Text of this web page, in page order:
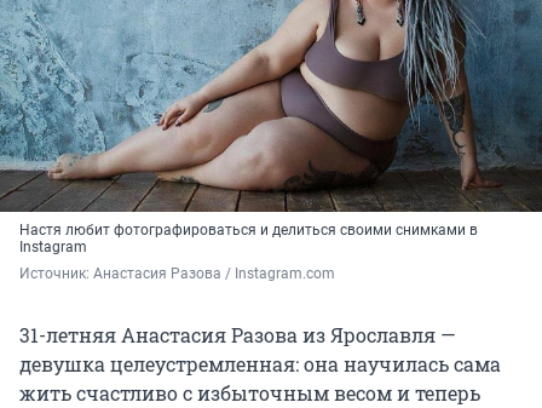
Настя любит фотографироваться и делиться своими снимками в
Instagram
Источник: Анастасия Разова / Instagram.com
31-летняя Анастасия Разова из Ярославля —
девушка целеустремленная: она научилась сама
жить счастливо с избыточным весом и теперь